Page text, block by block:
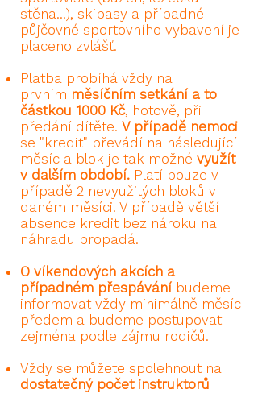
stěna...), skipasy a případné
půjčovné sportovního vybavení je
placeno zvlášť.
Platba probíhá vždy na
prvním měsíčním setkání a to
částkou 1000 Kč, hotově, při
předání dítěte. V případě nemoci
se "kredit" převádí na následující
měsíc a blok je tak možné využít
v dalším období. Platí pouze v
případě 2 nevyužitých bloků v
daném měsíci. V případě větší
absence kredit bez nároku na
náhradu propadá.
O víkendových akcích a
případném přespávání budeme
informovat vždy minimálně měsíc
předem a budeme postupovat
zejména podle zájmu rodičů.
Vždy se můžete spolehnout na
dostatečný počet instruktorů